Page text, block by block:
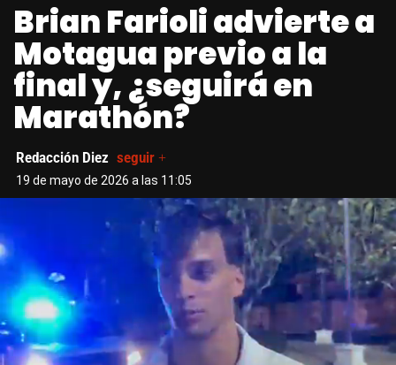
Brian Farioli advierte a
Motagua previo a la
final y, ¿seguirá en
Marathón?
Redacción Diez seguir +
19 de mayo de 2026 a las 11:05